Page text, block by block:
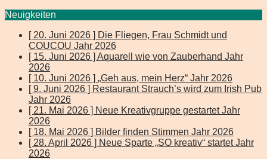
Neuigkeiten
[ 20. Juni 2026 ] Die Fliegen, Frau Schmidt und
COUCOU Jahr 2026
[ 15. Juni 2026 ] Aquarell wie von Zauberhand Jahr
2026
[ 10. Juni 2026 ] „Geh aus, mein Herz“ Jahr 2026
[ 9. Juni 2026 ] Restaurant Strauch’s wird zum Irish Pub
Jahr 2026
[ 21. Mai 2026 ] Neue Kreativgruppe gestartetJahr
2026
[ 18. Mai 2026 ] Bilder finden Stimmen Jahr 2026
[ 28. April 2026 ] Neue Sparte „SO kreativ“ startetJahr
2026